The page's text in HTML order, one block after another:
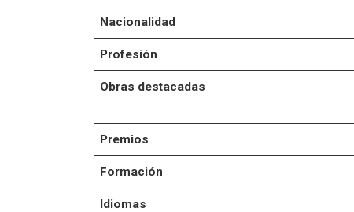
Nacionalidad
Profesión
Obras destacadas
Premios
Formación
Idiomas